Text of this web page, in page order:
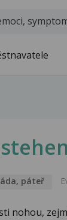
páteř
nohou,